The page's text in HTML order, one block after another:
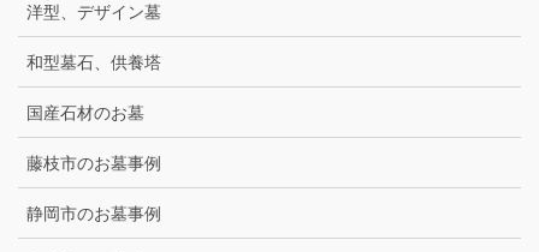
洋型、デザイン墓
和型墓石、供養塔
国産石材のお墓
藤枝市のお墓事例
静岡市のお墓事例